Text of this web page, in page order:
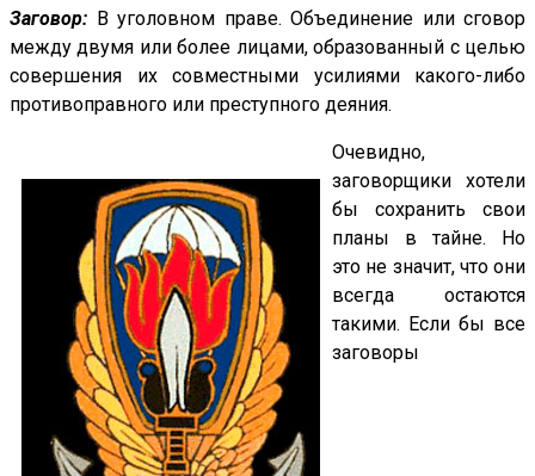
Заговор: В уголовном праве. Объединение или сговор
между двумя или более лицами, образованный с целью
совершения их совместными усилиями какого-либо
противоправного или преступного деяния.
Очевидно,
заговорщики хотели
бы сохранить свои
планы в тайне. Но
это не значит, что они
всегда остаются
такими. Если бы все
заговоры